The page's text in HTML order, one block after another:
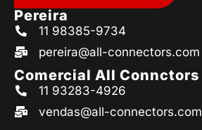
Pereira
11 98385-9734
pereira@all-connectors.com
Comercial All Connctors
11 93283-4926
vendas@all-connectors.com